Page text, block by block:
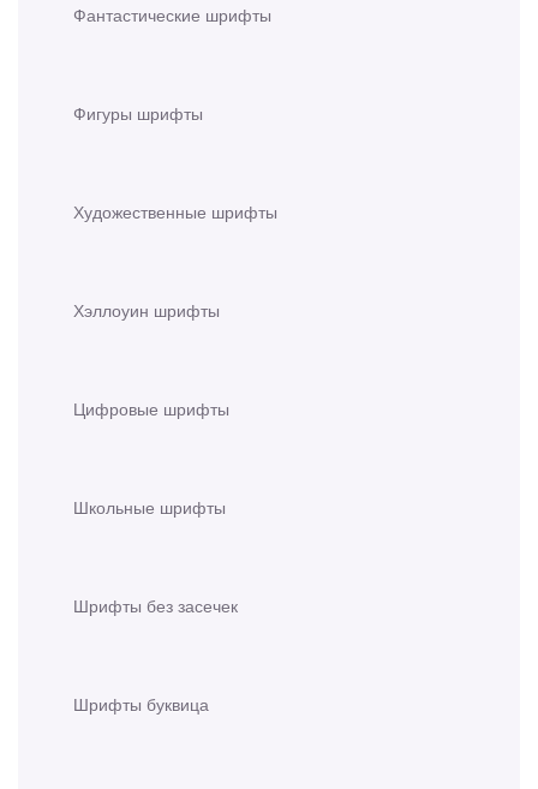
Фантастические шрифты
Фигуры шрифты
Художественные шрифты
Хэллоуин шрифты
Цифровые шрифты
Школьные шрифты
Шрифты без засечек
Шрифты буквица